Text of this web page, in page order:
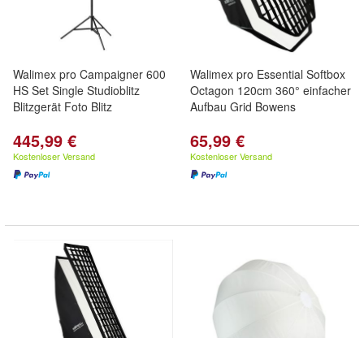
Walimex pro Campaigner 600
HS Set Single Studioblitz
Blitzgerät Foto Blitz
445,99 €
Kostenloser Versand
Walimex pro Essential Softbox
Octagon 120cm 360° einfacher
Aufbau Grid Bowens
65,99 €
Kostenloser Versand